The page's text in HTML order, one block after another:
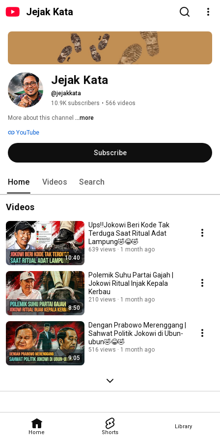
Jejak Kata
Home Shorts
Library
Jejak Kata
@jejakkata
10.9K subscribers • 566 videos
More about this channel ...more
YouTube
Subscribe
Home Videos Search
Videos
10:40
Ups‼️Jokowi Beri Kode Tak
Terduga Saat Ritual Adat
Lampung🤣😂🤣
639 views 1 month ago
8:50
Polemik Suhu Partai Gajah |
Jokowi Ritual Injak Kepala
Kerbau
210 views 1 month ago
9:05
Dengan Prabowo Merenggang |
Sahwat Politik Jokowi di Ubun-
ubun🤣😂🤣
516 views 1 month ago